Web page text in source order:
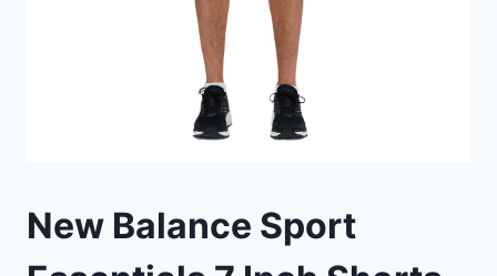
New Balance Sport